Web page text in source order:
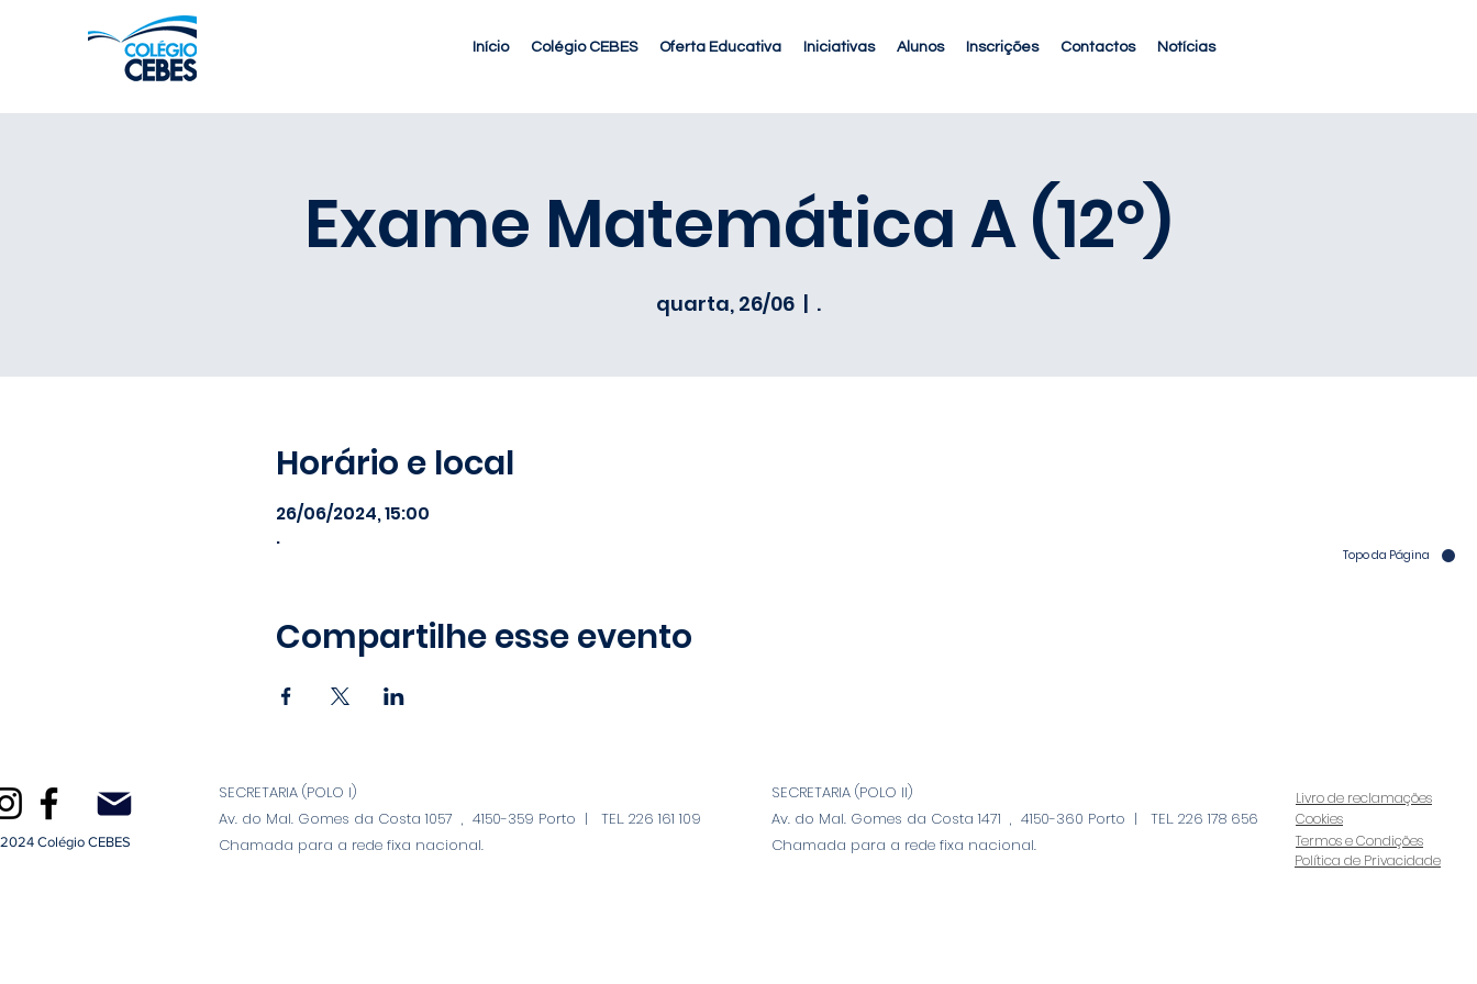
Início Colégio CEBES Oferta Educativa Iniciativas Alunos Inscrições Contactos Notícias
Topo da Página
Exame Matemática A (12º)
quarta, 26/06
  |
.
Horário e local
26/06/2024, 15:00
.
Compartilhe esse evento
Colégio CEBES
SECRETARIA (POLO I)
Av. do Mal. Gomes da Costa 1057 , 4150-359 Porto | TEL. 226 161 109
Chamada para a rede fixa nacional.
SECRETARIA (POLO II)
Av. do Mal. Gomes da Costa 1471 , 4150-360 Porto | TEL. 226 178 656
Chamada para a rede fixa nacional.
Livro de reclamações
Cookies
Termos e Condições
Política de Privacidade